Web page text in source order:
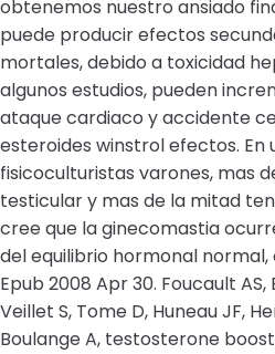
obtenemos nuestro ansiado
puede producir efectos
mortales, debido a toxicidad
algunos estudios, pueden
ataque cardiaco y accidente
esteroides winstrol efectos. En
fisicoculturistas varones, mas
testicular y mas de la mitad
cree que la ginecomastia
del equilibrio hormonal
Epub 2008 Apr 30. Foucault AS,
Veillet S, Tome D, Huneau JF,
Boulange A, testosterone